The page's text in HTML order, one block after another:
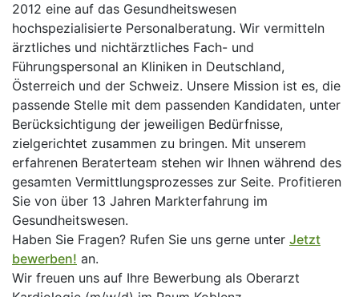
2012 eine auf das Gesundheitswesen
hochspezialisierte Personalberatung. Wir vermitteln
ärztliches und nichtärztliches Fach- und
Führungspersonal an Kliniken in Deutschland,
Österreich und der Schweiz. Unsere Mission ist es, die
passende Stelle mit dem passenden Kandidaten, unter
Berücksichtigung der jeweiligen Bedürfnisse,
zielgerichtet zusammen zu bringen. Mit unserem
erfahrenen Beraterteam stehen wir Ihnen während des
gesamten Vermittlungsprozesses zur Seite. Profitieren
Sie von über 13 Jahren Markterfahrung im
Gesundheitswesen.
Haben Sie Fragen? Rufen Sie uns gerne unter Jetzt
bewerben! an.
Wir freuen uns auf Ihre Bewerbung als Oberarzt